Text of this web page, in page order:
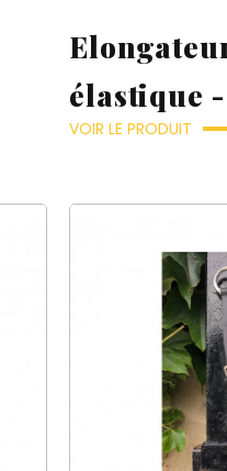
élastique -
VOIR LE PRODUIT